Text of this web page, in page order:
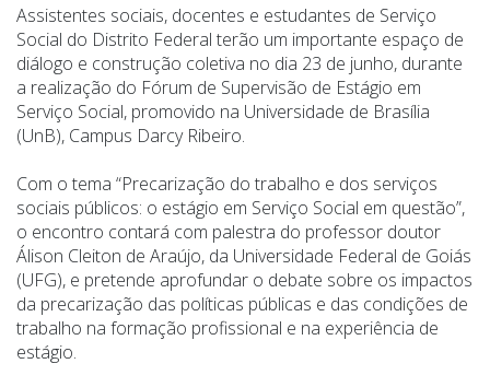
Assistentes sociais, docentes e estudantes de Serviço
Social do Distrito Federal terão um importante espaço de
diálogo e construção coletiva no dia 23 de junho, durante
a realização do Fórum de Supervisão de Estágio em
Serviço Social, promovido na Universidade de Brasília
(UnB), Campus Darcy Ribeiro.
Com o tema “Precarização do trabalho e dos serviços
sociais públicos: o estágio em Serviço Social em questão”,
o encontro contará com palestra do professor doutor
Álison Cleiton de Araújo, da Universidade Federal de Goiás
(UFG), e pretende aprofundar o debate sobre os impactos
da precarização das políticas públicas e das condições de
trabalho na formação profissional e na experiência de
estágio.